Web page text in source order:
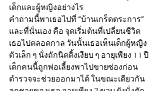
เด็กและผู้หญิงอย่างไร
คำถามนี้พาเธอไปที่ “บ้านเกร็ดตระการ”
และที่นั่นเอง คือ จุดเริ่มต้นที่เปลี่ยนชีวิต
เธอไปตลอดกาล วันนั้นเธอเห็นเด็กผู้หญิง
ตัวเล็ก ๆ นั่งถักนิตติ้งเงียบ ๆ อายุเพียง 11 ปี
เด็กคนนี้ถูกพ่อเลี้ยงพาไปขายซ่องก่อน
ตำรวจจะช่วยออกมาได้ ในขณะเดียวกัน